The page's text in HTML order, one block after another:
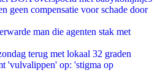
geen compensatie voor schade door
man die agenten stak met
terug met lokaal 32 graden
'vulvalippen' op: 'stigma op